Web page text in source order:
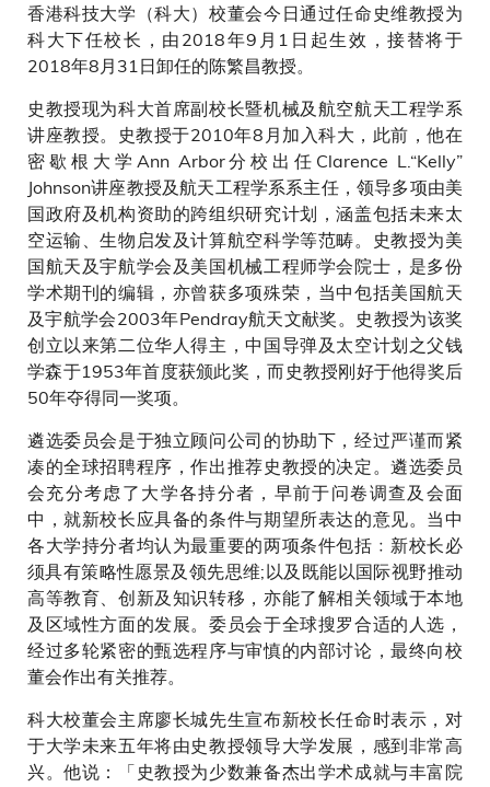
香港科技大学（科大）校董会今日通过任命史维教授为
科大下任校长，由2018年9月1日起生效，接替将于
2018年8月31日卸任的陈繁昌教授。
史教授现为科大首席副校长暨机械及航空航天工程学系
讲座教授。史教授于2010年8月加入科大，此前，他在
密歇根大学Ann Arbor分校出任Clarence L.“Kelly”
Johnson讲座教授及航天工程学系系主任，领导多项由美
国政府及机构资助的跨组织研究计划，涵盖包括未来太
空运输、生物启发及计算航空科学等范畴。史教授为美
国航天及宇航学会及美国机械工程师学会院士，是多份
学术期刊的编辑，亦曾获多项殊荣，当中包括美国航天
及宇航学会2003年Pendray航天文献奖。史教授为该奖
创立以来第二位华人得主，中国导弹及太空计划之父钱
学森于1953年首度获颁此奖，而史教授刚好于他得奖后
50年夺得同一奖项。
遴选委员会是于独立顾问公司的协助下，经过严谨而紧
凑的全球招聘程序，作出推荐史教授的决定。遴选委员
会充分考虑了大学各持分者，早前于问卷调查及会面
中，就新校长应具备的条件与期望所表达的意见。当中
各大学持分者均认为最重要的两项条件包括﹕新校长必
须具有策略性愿景及领先思维;以及既能以国际视野推动
高等教育、创新及知识转移，亦能了解相关领域于本地
及区域性方面的发展。委员会于全球搜罗合适的人选，
经过多轮紧密的甄选程序与审慎的内部讨论，最终向校
董会作出有关推荐。
科大校董会主席廖长城先生宣布新校长任命时表示，对
于大学未来五年将由史教授领导大学发展，感到非常高
兴。他说：「史教授为少数兼备杰出学术成就与丰富院